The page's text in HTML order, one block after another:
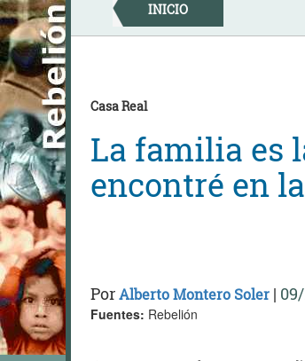
Skip
to
content
INICIO
Casa Real
La familia es
encontré en
PorAlberto Montero Soler |
Fuentes: Rebelión